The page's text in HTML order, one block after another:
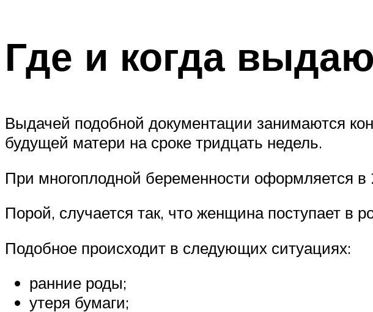
Где и когда
Выдачей подобной документации занимаются
будущей матери на сроке тридцать недель.
При многоплодной беременности оформляется в
Порой, случается так, что женщина поступает в
Подобное происходит в следующих ситуациях:
ранние роды;
утеря бумаги;